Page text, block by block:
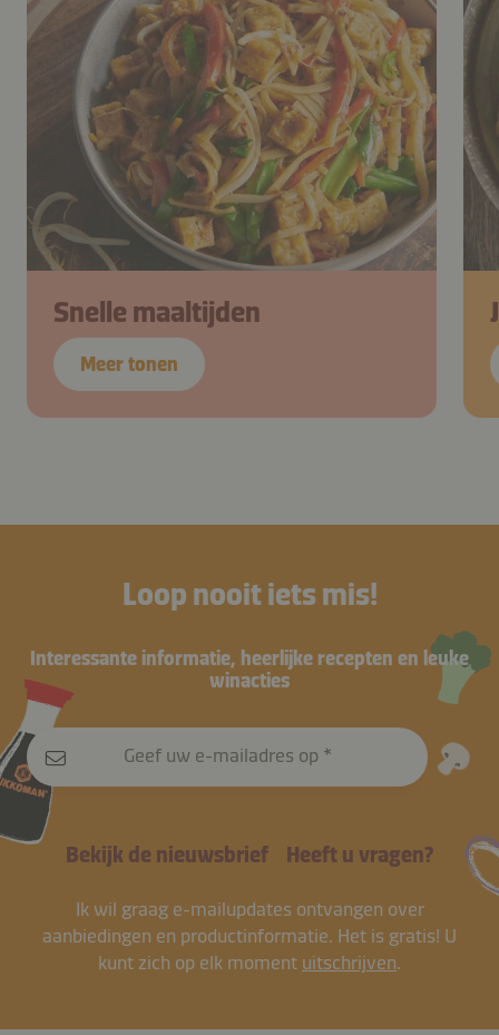
Snelle maaltijden
Meer tonen
Loop nooit iets mis!
Interessante informatie, heerlijke recepten en leuke
winacties
Geef uw e-mailadres op
Bekijk de nieuwsbrief Heeft u vragen?
Ik wil graag e-mailupdates ontvangen over
aanbiedingen en productinformatie. Het is gratis! U
kunt zich op elk moment uitschrijven.